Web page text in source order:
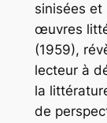
sinisées et
œuvres
(1959),
lecteur à
la
de